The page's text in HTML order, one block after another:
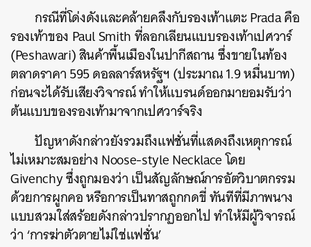
กรณีที่โด่งดังและคล้ายคลึงกับรองเท้าแตะ Prada คือ
รองเท้าของ Paul Smith ที่ลอกเลียนแบบรองเท้าเปศวาร์
(Peshawari) สินค้าพื้นเมืองในปากีสถาน ซึ่งขายในท้อง
ตลาดราคา 595 ดอลลาร์สหรัฐฯ (ประมาณ 1.9 หมื่นบาท)
ก่อนจะได้รับเสียงวิจารณ์ ทำให้แบรนด์ออกมายอมรับว่า
ต้นแบบของรองเท้ามาจากเปศวาร์จริง
ปัญหาดังกล่าวยังรวมถึงแฟชั่นที่แสดงถึงเหตุการณ์
ไม่เหมาะสมอย่าง Noose-style Necklace โดย
Givenchy ซึ่งถูกมองว่า เป็นสัญลักษณ์การอัตวิบาตกรรม
ด้วยการผูกคอ หรือการเป็นทาสถูกกดขี่ ทันทีที่มีภาพนาง
แบบสวมใส่สร้อยดังกล่าวปรากฏออกไป ทำให้มีผู้วิจารณ์
ว่า ‘การฆ่าตัวตายไม่ใช่แฟชั่น’